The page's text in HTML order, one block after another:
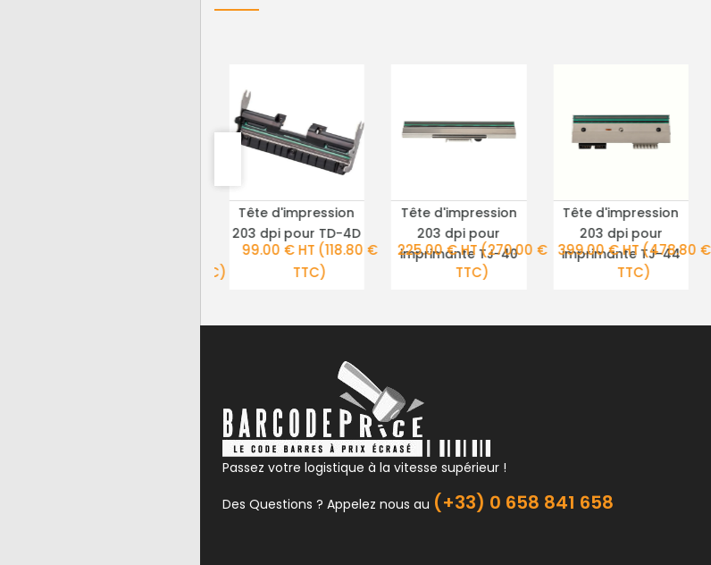
(6.48 € TTC)
PLUS DE DÉTAILS
Tête d'impression
203 dpi pour TD-4D
99.00 € HT (118.80 €
TTC)
PLUS DE DÉTAILS
Tête d'impression
203 dpi pour
imprimante TJ-40
225.00 € HT(270.00 €
TTC)
PLUS DE DÉTAILS
Tête d'impression
203 dpi pour
imprimante TJ-44
399.00 € HT(478.80 €
TTC)
Passez votre logistique à la vitesse supérieur !
Des Questions ? Appelez nous au (+33) 0 658 841 658